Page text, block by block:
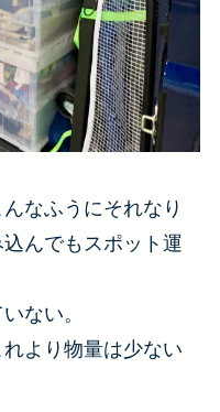
なふうにそれなり
んでもスポット運
ない。
より物量は少ない